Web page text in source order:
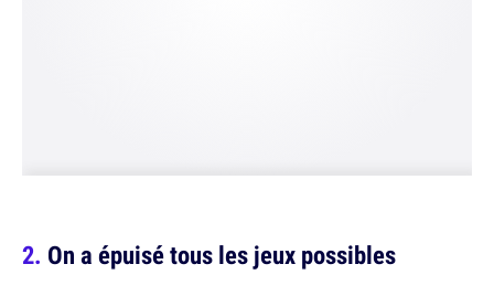
On a épuisé tous les jeux possibles